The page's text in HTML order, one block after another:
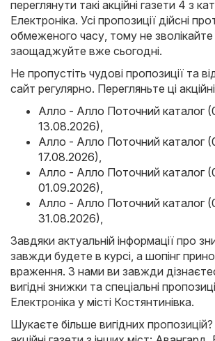
переглянути такі акційні газети 4 з
Електроніка. Усі пропозиції дійсні
обмеженого часу, тому не зволікайте
заощаджуйте вже сьогодні.
Не пропустіть чудові пропозиції та
сайт регулярно. Перегляньте ці
Алло - Алло Поточний каталог
13.08.2026)
Алло - Алло Поточний каталог
17.08.2026)
Алло - Алло Поточний каталог
01.09.2026)
Алло - Алло Поточний каталог
31.08.2026)
Завдяки актуальній інформації про
завжди будете в курсі, а шопінг
враження. З нами ви завжди
вигідні знижки та спеціальні
Електроніка у місті Костянтинівка.
Шукаєте більше вигідних пропозицій?